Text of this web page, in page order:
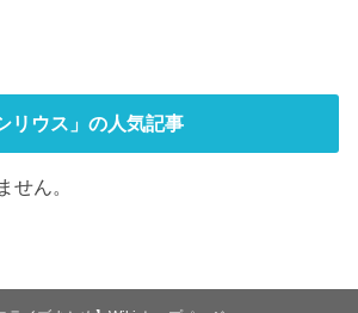
リウス」の人気記事
せん。